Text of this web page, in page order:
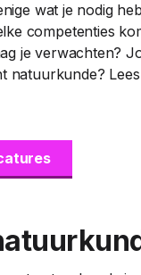
wat je nodig
competenties
je verwachten?
natuurkunde?